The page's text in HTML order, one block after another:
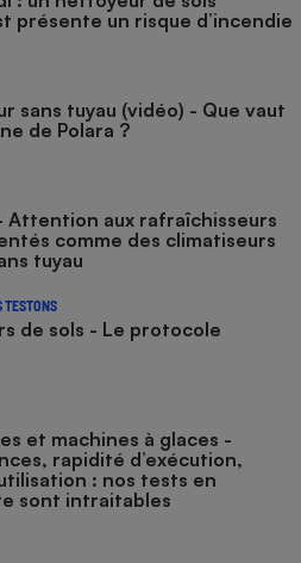
présente un risque d’incendie
sans tuyau (vidéo) - Que vaut
de Polara ?
Attention aux rafraîchisseurs
comme des climatiseurs
tuyau
TESTONS
de sols - Le protocole
et machines à glaces​​​​​​ -
rapidité d’exécution,
: nos tests en
sont intraitables